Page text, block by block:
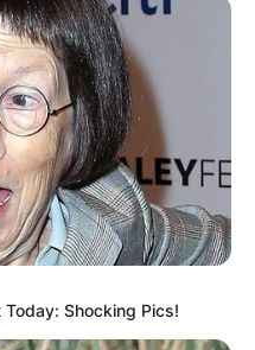
Shocking Pics!